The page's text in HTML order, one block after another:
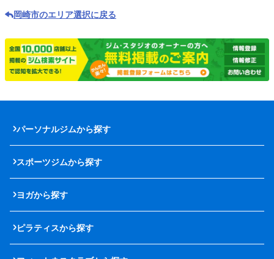
岡崎市のエリア選択に戻る
パーソナルジムから探す
スポーツジムから探す
ヨガから探す
ピラティスから探す